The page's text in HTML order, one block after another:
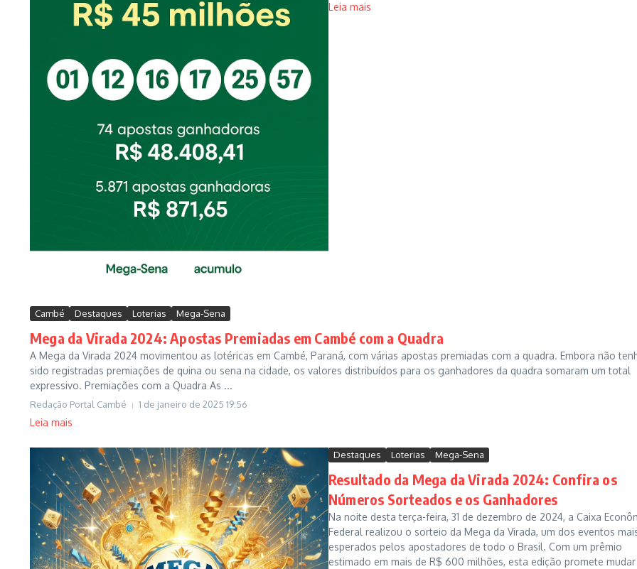
Leia mais
Cambé Destaques Loterias Mega-Sena
Mega da Virada 2024: Apostas Premiadas em Cambé com a Quadra
A Mega da Virada 2024 movimentou as lotéricas em Cambé, Paraná, com várias apostas premiadas com a quadra. Embora não
sido registradas premiações de quina ou sena na cidade, os valores distribuídos para os ganhadores da quadra somaram um total
expressivo. Premiações com a Quadra As ...
Redação Portal Cambé 1 de janeiro de 2025 19:56
Leia mais
Destaques Loterias Mega-Sena
Resultado da Mega da Virada 2024: Confira os
Números Sorteados e os Ganhadores
Na noite desta terça-feira, 31 de dezembro de 2024, a Caixa
Federal realizou o sorteio da Mega da Virada, um dos eventos
esperados pelos apostadores de todo o Brasil. Com um prêmio
estimado em mais de R$ 600 milhões, esta edição promete mudar